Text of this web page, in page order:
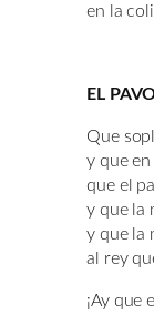
en la
EL
Que
y que
que el
y que la
y que la
al rey
¡Ay que